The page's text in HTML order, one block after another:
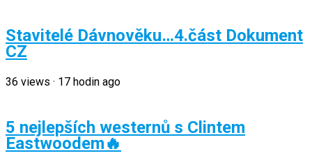
Stavitelé Dávnověku…4.část Dokument
CZ
36 views · 17 hodin ago
5 nejlepších westernů s Clintem
Eastwoodem🔥